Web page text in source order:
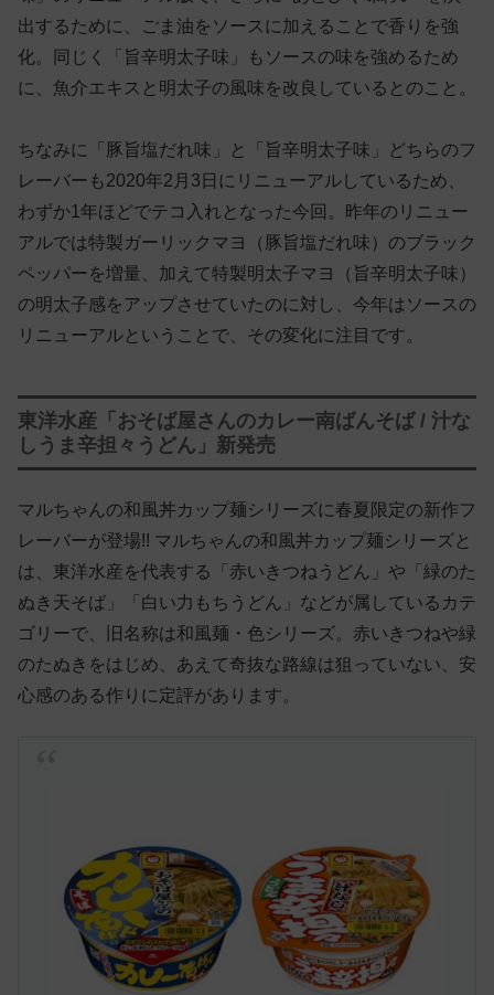
出するために、ごま油をソースに加えることで香りを強
化。同じく「旨辛明太子味」もソースの味を強めるため
に、魚介エキスと明太子の風味を改良しているとのこと。
ちなみに「豚旨塩だれ味」と「旨辛明太子味」どちらのフ
レーバーも2020年2月3日にリニューアルしているため、
わずか1年ほどでテコ入れとなった今回。昨年のリニュー
アルでは特製ガーリックマヨ（豚旨塩だれ味）のブラック
ペッパーを増量、加えて特製明太子マヨ（旨辛明太子味）
の明太子感をアップさせていたのに対し、今年はソースの
リニューアルということで、その変化に注目です。
東洋水産「おそば屋さんのカレー南ばんそば / 汁な
しうま辛担々うどん」新発売
マルちゃんの和風丼カップ麺シリーズに春夏限定の新作フ
レーバーが登場!! マルちゃんの和風丼カップ麺シリーズと
は、東洋水産を代表する「赤いきつねうどん」や「緑のた
ぬき天そば」「白い力もちうどん」などが属しているカテ
ゴリーで、旧名称は和風麺・色シリーズ。赤いきつねや緑
のたぬきをはじめ、あえて奇抜な路線は狙っていない、安
心感のある作りに定評があります。